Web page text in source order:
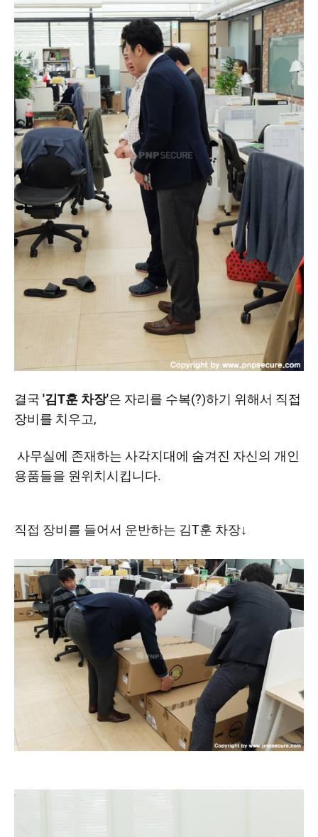
결국 '김T훈 차장'은 자리를 수복(?)하기 위해서 직접
장비를 치우고,
사무실에 존재하는 사각지대에 숨겨진 자신의 개인
용품들을 원위치시킵니다.
직접 장비를 들어서 운반하는 김T훈 차장↓